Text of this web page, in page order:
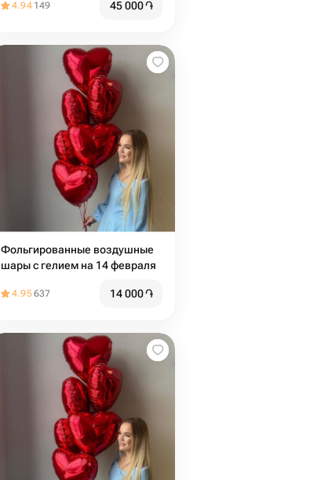
4.94 149 45 000֏
Фольгированные воздушные
шары с гелием на 14 февраля
4.95637 14 000֏